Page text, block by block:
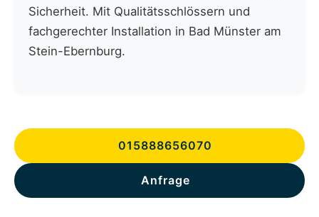
Sicherheit. Mit Qualitätsschlössern und
fachgerechter Installation in Bad Münster am
Stein-Ebernburg.
015888656070
Anfrage